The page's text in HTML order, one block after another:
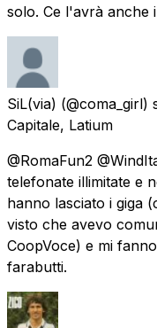
solo. Ce l'avrà anche
SiL(via) (@coma_girl)
Capitale, Latium
@RomaFun2
telefonate illimitate e
hanno lasciato i giga
visto che avevo
CoopVoce) e mi
farabutti.